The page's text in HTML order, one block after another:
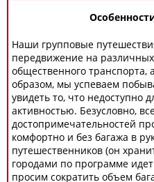
Наши групповые
передвижение на
общественного транспорта,
образом, мы успеваем
увидеть то, что недоступно
активностью. Безусловно,
достопримечательностей
комфортно и без багажа в
путешественников (он
городами по программе
просим сократить объем